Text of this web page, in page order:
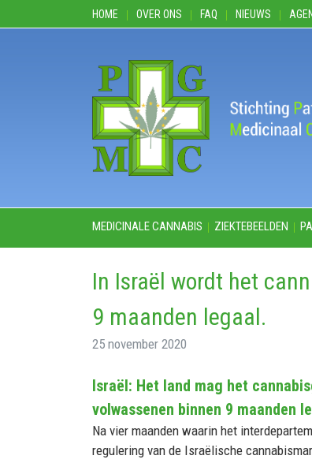
HOME OVER ONS FAQ NIEUWS
MEDICINALE CANNABIS ZIEKTEBEELDEN
In Israël wordt het
9 maanden legaal.
25 november 2020
Israël: Het land mag het
volwassenen binnen 9 maanden
Na vier maanden waarin het
regulering van de Israëlische